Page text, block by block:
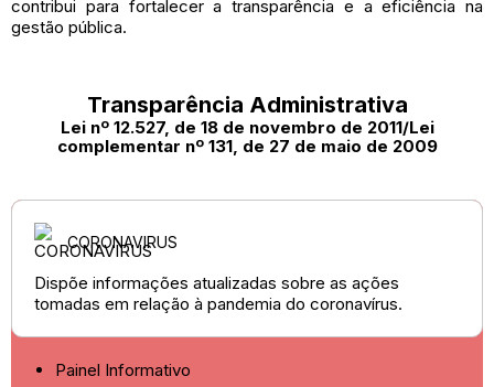
contribui para fortalecer a transparência e a eficiência na
gestão pública.
Transparência Administrativa
Lei nº 12.527, de 18 de novembro de 2011/Lei
complementar nº 131, de 27 de maio de 2009
CORONAVIRUS
Dispõe informações atualizadas sobre as ações
tomadas em relação à pandemia do coronavírus.
Painel Informativo